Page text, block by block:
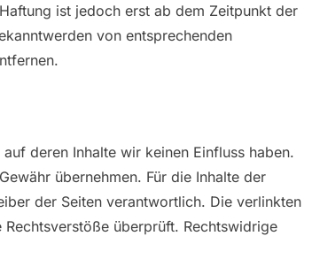
ist jedoch erst ab dem Zeitpunkt der
von entsprechenden
deren Inhalte wir keinen Einfluss haben.
übernehmen. Für die Inhalte der
der Seiten verantwortlich. Die verlinkten
überprüft. Rechtswidrige